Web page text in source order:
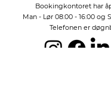
Bookingkontoret har
Man - Lør 08:00 - 16:00 og
Telefonen er